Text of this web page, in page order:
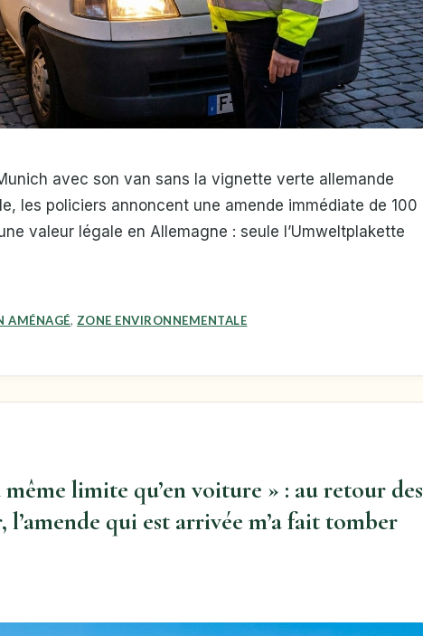
avec son van sans la vignette verte allemande
les policiers annoncent une amende immédiate de 100
valeur légale en Allemagne : seule l’Umweltplakette
AMÉNAGÉ, ZONE ENVIRONNEMENTALE
même limite qu’en voiture » : au retour des
l’amende qui est arrivée m’a fait tomber